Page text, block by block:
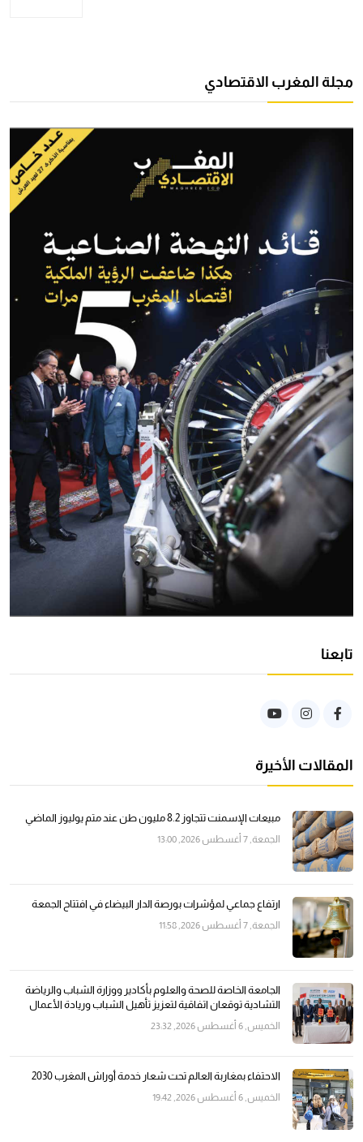
مجلة المغرب الاقتصادي
تابعنا
المقالات الأخيرة
مبيعات الإسمنت تتجاوز 8.2 مليون طن عند متم يوليوز الماضي
الجمعة, 7 أغسطس 2026, 13:00
ارتفاع جماعي لمؤشرات بورصة الدار البيضاء في افتتاح الجمعة
الجمعة, 7 أغسطس 2026, 11:58
الجامعة الخاصة للصحة والعلوم بأكادير ووزارة الشباب والرياضة
التشادية توقعان اتفاقية لتعزيز تأهيل الشباب وريادة الأعمال
الخميس, 6 أغسطس 2026, 23:32
الاحتفاء بمغاربة العالم تحت شعار خدمة أوراش المغرب 2030
الخميس, 6 أغسطس 2026, 19:42